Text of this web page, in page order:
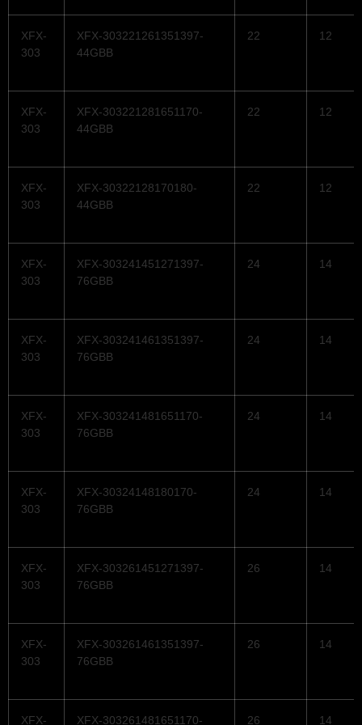
XFX-
303
XFX-303221261351397-
44GBB
22 12
XFX-
303
XFX-303221281651170-
44GBB
22 12
XFX-
303
XFX-30322128170180-
44GBB
22 12
XFX-
303
XFX-303241451271397-
76GBB
24 14
XFX-
303
XFX-303241461351397-
76GBB
24 14
XFX-
303
XFX-303241481651170-
76GBB
24 14
XFX-
303
XFX-30324148180170-
76GBB
24 14
XFX-
303
XFX-303261451271397-
76GBB
26 14
XFX-
303
XFX-303261461351397-
76GBB
26 14
XFX- XFX-303261481651170- 26 14